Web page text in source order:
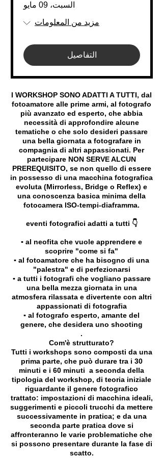
السبت، 09 مايو
مزيد من المعلومات
التفاصيل
I WORKSHOP SONO ADATTI A TUTTI, dal
fotoamatore alle prime armi, al fotografo
più avanzato ed esperto, che abbia
necessità di approfondire alcune
tematiche o che solo desideri passare
una bella giornata a fotografare in
compagnia di altri appassionati. Per
partecipare NON SERVE ALCUN
PREREQUISITO, se non quello di essere
in possesso di una macchina fotografica
evoluta (Mirrorless, Bridge o Reflex) e
una conoscenza basica minima della
fotocamera ISO-tempi-diaframma.
eventi fotografici adatti a tutti 👇
▪️ al neofita che vuole apprendere e
scoprire "come si fa"
▪️ al fotoamatore che ha bisogno di una
"palestra" e di perfezionarsi
▪️ a tutti i fotografi che vogliano passare
una bella mezza giornata in una
atmosfera rilassata e divertente con altri
appassionati di fotografia
▪️ al fotografo esperto, amante del
genere, che desidera uno shooting
.
Com'è strutturato?
Tutti i workshops sono composti da una
prima parte, che può durare tra i 30
minuti e i 60 minuti a seconda della
tipologia del workshop, di teoria iniziale
riguardante il genere fotografico
trattato: impostazioni di macchina ideali,
suggerimenti e piccoli trucchi da mettere
successivamente in pratica; e da una
seconda parte pratica dove si
affronteranno le varie problematiche che
si possono presentare durante la fase di
scatto.